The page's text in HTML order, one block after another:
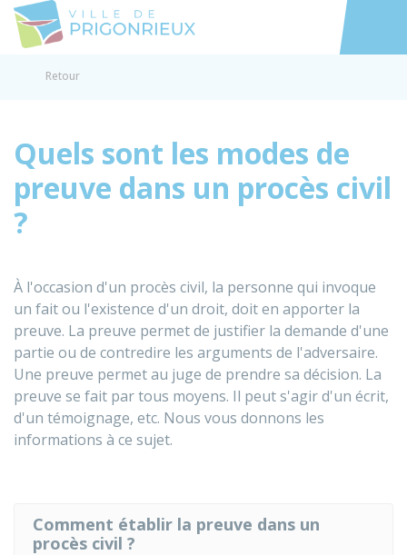
Accéder
Retour
Quels sont les modes de
preuve dans un procès civil
?
À l'occasion d'un procès civil, la personne qui invoque
un fait ou l'existence d'un droit, doit en apporter la
preuve. La preuve permet de justifier la demande d'une
partie ou de contredire les arguments de l'adversaire.
Une preuve permet au juge de prendre sa décision. La
preuve se fait par tous moyens. Il peut s'agir d'un écrit,
d'un témoignage, etc. Nous vous donnons les
informations à ce sujet.
Comment établir la preuve dans un
procès civil ?